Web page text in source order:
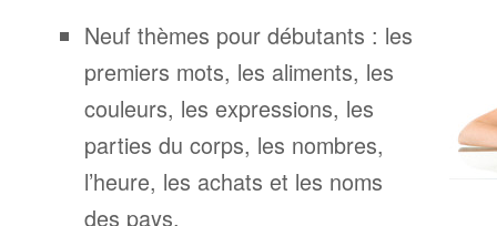
Neuf thèmes pour débutants : les
premiers mots, les aliments, les
couleurs, les expressions, les
parties du corps, les nombres,
l’heure, les achats et les noms
des pays.